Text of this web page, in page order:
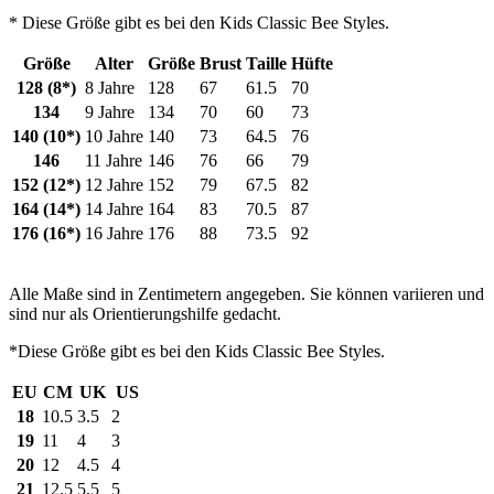
* Diese Größe gibt es bei den Kids Classic Bee Styles.
Größe Alter Größe Brust Taille Hüfte
128 (8*) 8 Jahre 128 67 61.5
70
134
9 Jahre 134 70 60
73
140 (10*) 10 Jahre 140 73 64.5
76
146
11 Jahre 146 76 66
79
152 (12*) 12 Jahre 152 79 67.5
82
164 (14*) 14 Jahre 164 83 70.5
87
176 (16*) 16 Jahre 176 88 73.5 92
Alle Maße sind in Zentimetern angegeben. Sie können variieren und
sind nur als Orientierungshilfe gedacht.
*Diese Größe gibt es bei den Kids Classic Bee Styles.
EU CM UK US
18 10.5 3.5
2
19 11 4
3
20 12 4.5
4
21 12.5 5.5
5